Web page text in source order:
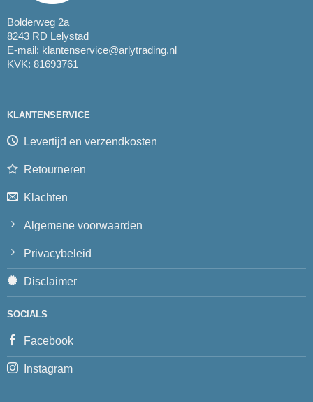
Bolderweg 2a
8243 RD Lelystad
E-mail: klantenservice@arlytrading.nl
KVK: 81693761
KLANTENSERVICE
Levertijd en verzendkosten
Retourneren
Klachten
Algemene voorwaarden
Privacybeleid
Disclaimer
SOCIALS
Facebook
Instagram